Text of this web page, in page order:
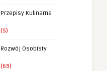
Przepisy Kulinarne
(5)
Rozwój Osobisty
(69)